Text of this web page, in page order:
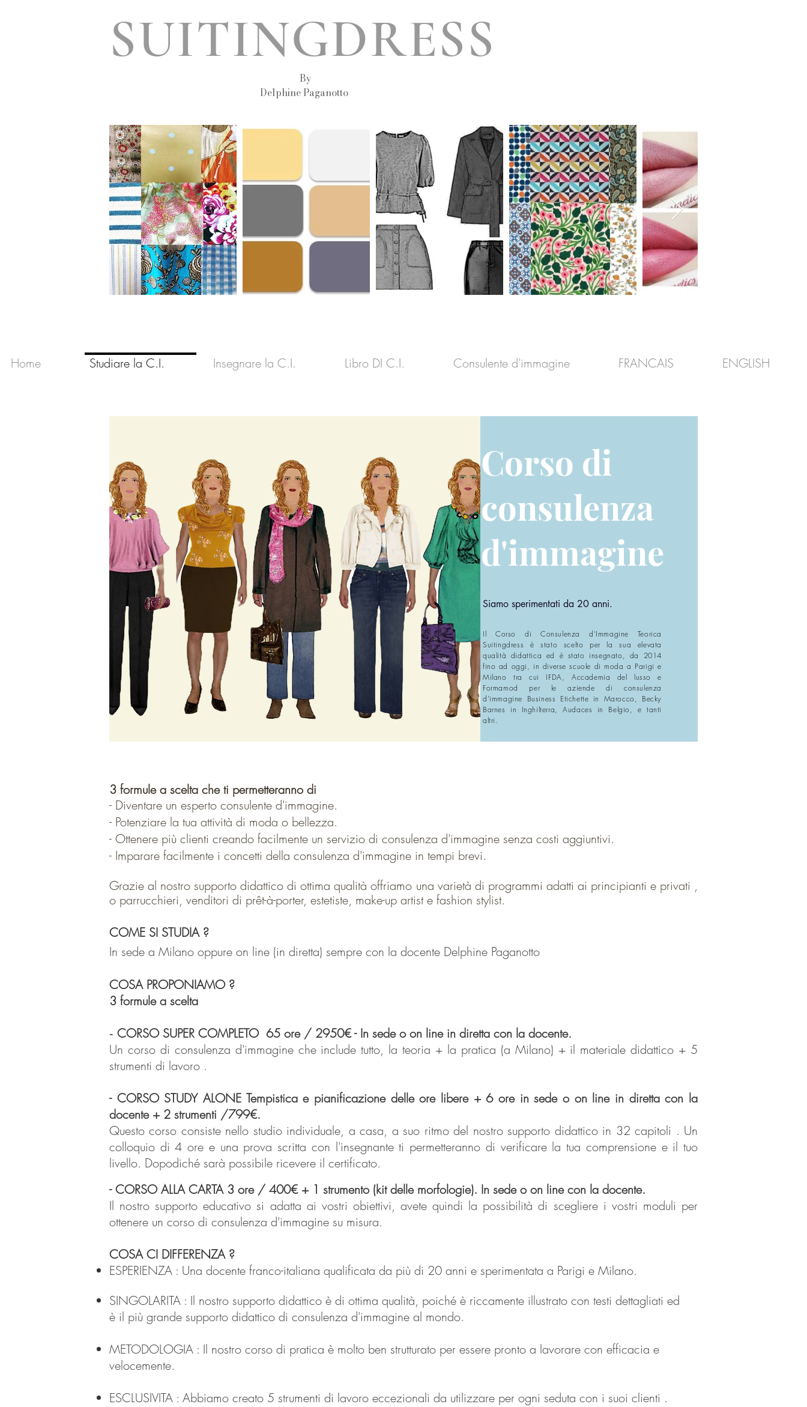
SUITINGDRESS
By
Delphine Paganotto
Home Studiare la C.I. Insegnare la C.I. Libro DI C.I. Consulente d'immagine FRANCAIS ENGLISH
3 formule a scelta che ti permetteranno di
- Diventare un esperto consulente d'immagine.
- Potenziare la tua attività di moda o bellezza.
- Ottenere più clienti creando facilmente un servizio di consulenza d'immagine senza costi aggiuntivi.
- Imparare facilmente i concetti della consulenza d'immagine in tempi brevi.
Grazie al nostro supporto didattico di ottima qualitàoffriamo una varietà di programmi adatti ai principianti e privati ,
o parrucchieri, venditori di prêt-à-porter, estetiste, make-up artist e fashion stylist.
COME SI STUDIA ?
In sede a Milano oppure on line (in diretta) sempre con la docente Delphine Paganotto
COSA PROPONIAMO ?
3 formule a scelta
- CORSO SUPER COMPLETO 65 ore / 2950€ - In sede o on line in diretta con la docente.
Un corso di consulenza d'immagine che include tutto, la teoria + la pratica (a Milano) + il materiale didattico + 5
strumenti di lavoro .
- CORSO STUDY ALONE Tempistica e pianificazione delle ore libere + 6 ore in sede o on line in diretta con la
docente + 2 strumenti /799€.
Questo corso consiste nello studio individuale, a casa, a suo ritmo del nostro supporto didattico in 32 capitoli . Un
colloquio di 4 ore e una prova scritta con l'insegnante ti permetteranno di verificare la tua comprensione e il tuo
livello. Dopodiché sarà possibile ricevere il certificato.
- CORSO ALLA CARTA 3 ore / 400€ + 1 strumento (kit delle morfologie). In sede o on line con la docente.
Il nostro supporto educativo si adatta ai vostri obiettivi, avete quindi la possibilità di scegliere i vostri moduli per
ottenere un corso di consulenza d'immagine su misura.
COSA CI DIFFERENZA ?
​ESPERIENZA : Una docente franco-italiana qualificata da più di 20 anni e sperimentata a Parigi e Milano.
SINGOLARITA : Il nostro supporto didattico è di ottima qualità, poiché è riccamente illustrato con testi dettagliati ed
è il più grande supporto didattico di consulenza d'immagine al mondo.
METODOLOGIA : Il nostro corso di pratica è molto ben strutturato per essere pronto a lavorare con efficacia e
velocemente.
ESCLUSIVITA : Abbiamo creato 5 strumenti di lavoro eccezionali da utilizzare per ogni seduta con i suoi clienti .
Corso di
consulenza
d'immagine
Siamo sperimentati da 20 anni.
Il Corso di Consulenza d'Immagine Teorica
Suitingdress è stato scelto per la sua elevata
qualità didattica ed è stato insegnato, da 2014
fino ad oggi, in diverse scuole di moda a Parigi e
Milano tra cui IFDA, Accademia del lusso e
Formamod per le aziende di consulenza
d'immagine Business Etichette in Marocco, Becky
Barnes in Inghilterra, Audaces in Belgio, e tanti
altri.